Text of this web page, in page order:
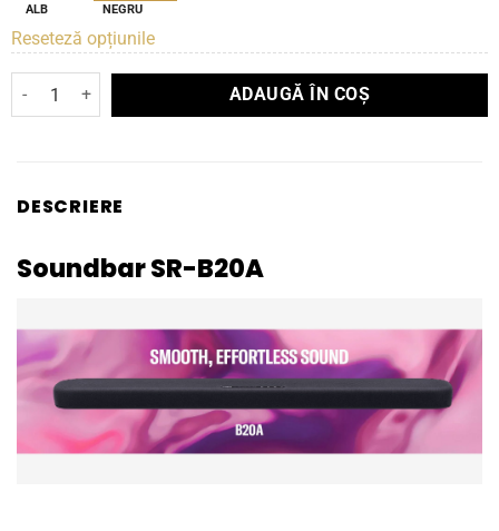
ALB NEGRU
Reseteză opțiunile
Cantitate Soundbar Yamaha SR-B20A
ADAUGĂ ÎN COȘ
DESCRIERE
Soundbar SR-B20A